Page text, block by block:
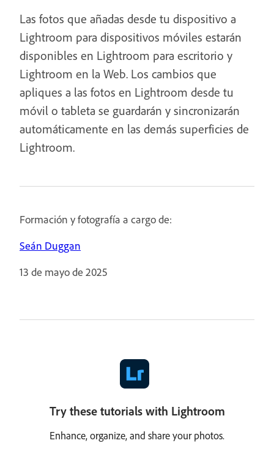
Las fotos que añadas desde tu dispositivo a
Lightroom para dispositivos móviles estarán
disponibles en Lightroom para escritorio y
Lightroom en la Web. Los cambios que
apliques a las fotos en Lightroom desde tu
móvil o tableta se guardarán y sincronizarán
automáticamente en las demás superficies de
Lightroom.
Formación y fotografía a cargo de:
Seán Duggan
13 de mayo de 2025
Try these tutorials with Lightroom
Enhance, organize, and share your photos.